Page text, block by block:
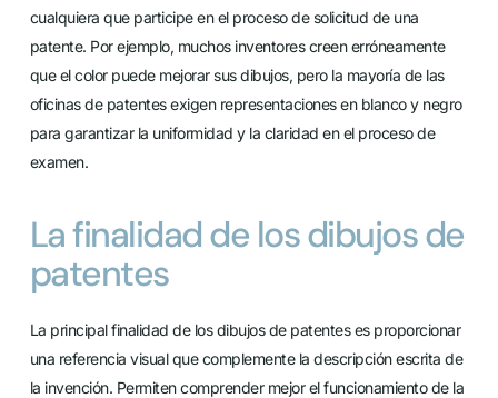
cualquiera que participe en el proceso de solicitud de una
patente. Por ejemplo, muchos inventores creen erróneamente
que el color puede mejorar sus dibujos, pero la mayoría de las
oficinas de patentes exigen representaciones en blanco y negro
para garantizar la uniformidad y la claridad en el proceso de
examen.
La finalidad de los dibujos de
patentes
La principal finalidad de los dibujos de patentes es proporcionar
una referencia visual que complemente la descripción escrita de
la invención. Permiten comprender mejor el funcionamiento de la